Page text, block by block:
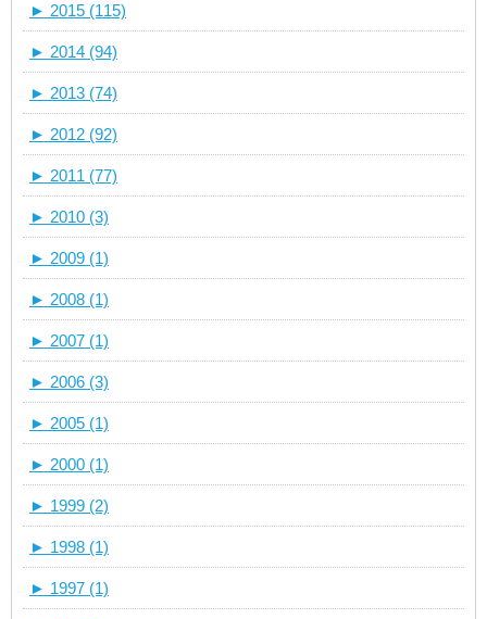
► 2015 (115)
► 2014 (94)
► 2013 (74)
► 2012 (92)
► 2011 (77)
► 2010 (3)
► 2009 (1)
► 2008 (1)
► 2007 (1)
► 2006 (3)
► 2005 (1)
► 2000 (1)
► 1999 (2)
► 1998 (1)
► 1997 (1)